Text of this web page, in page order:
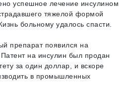
успешное лечение инсулином
тяжелой формой
больному удалось спасти.
препарат появился на
на инсулин был продан
за один доллар, и вскоре
в промышленных